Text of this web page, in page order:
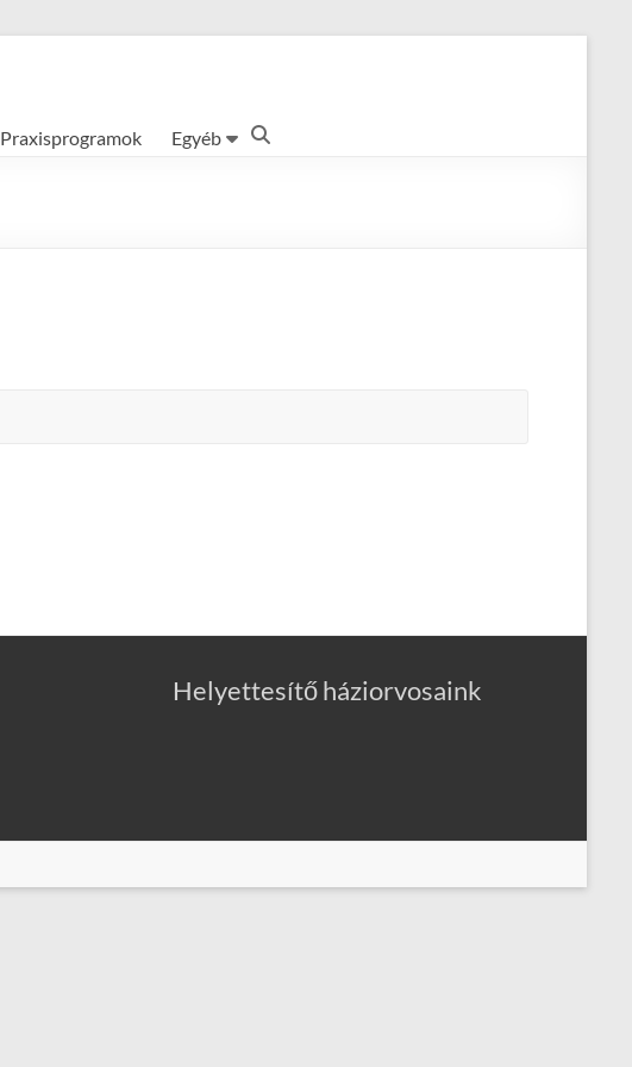
Praxisprogramok Egyéb
Helyettesítő háziorvosaink